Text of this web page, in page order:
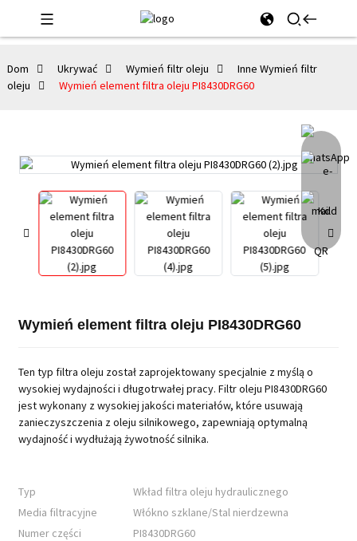
Dom Ukrywać Wymień filtr oleju
Inne Wymień filtr
oleju
Wymień element filtra oleju PI8430DRG60
Wymień element filtra oleju PI8430DRG60
Ten typ filtra oleju został zaprojektowany specjalnie z myślą o
wysokiej wydajności i długotrwałej pracy. Filtr oleju PI8430DRG60
jest wykonany z wysokiej jakości materiałów, które usuwają
zanieczyszczenia z oleju silnikowego, zapewniają optymalną
wydajność i wydłużają żywotność silnika.
Typ
Wkład filtra oleju hydraulicznego
Media filtracyjne
Włókno szklane/Stal nierdzewna
Numer części
PI8430DRG60